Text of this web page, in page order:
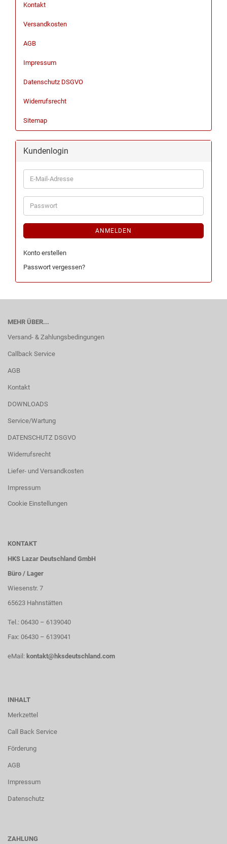
Kontakt
Versandkosten
AGB
Impressum
Datenschutz DSGVO
Widerrufsrecht
Sitemap
Kundenlogin
ANMELDEN
Konto erstellen
Passwort vergessen?
MEHR ÜBER...
Versand- & Zahlungsbedingungen
Callback Service
AGB
Kontakt
DOWNLOADS
Service/Wartung
DATENSCHUTZ DSGVO
Widerrufsrecht
Liefer- und Versandkosten
Impressum
Cookie Einstellungen
KONTAKT
HKS Lazar Deutschland GmbH
Büro / Lager
Wiesenstr. 7
65623 Hahnstätten
Tel.: 06430 – 6139040
Fax: 06430 – 6139041
eMail: kontakt@hksdeutschland.com
INHALT
Merkzettel
Call Back Service
Förderung
AGB
Impressum
Datenschutz
ZAHLUNG